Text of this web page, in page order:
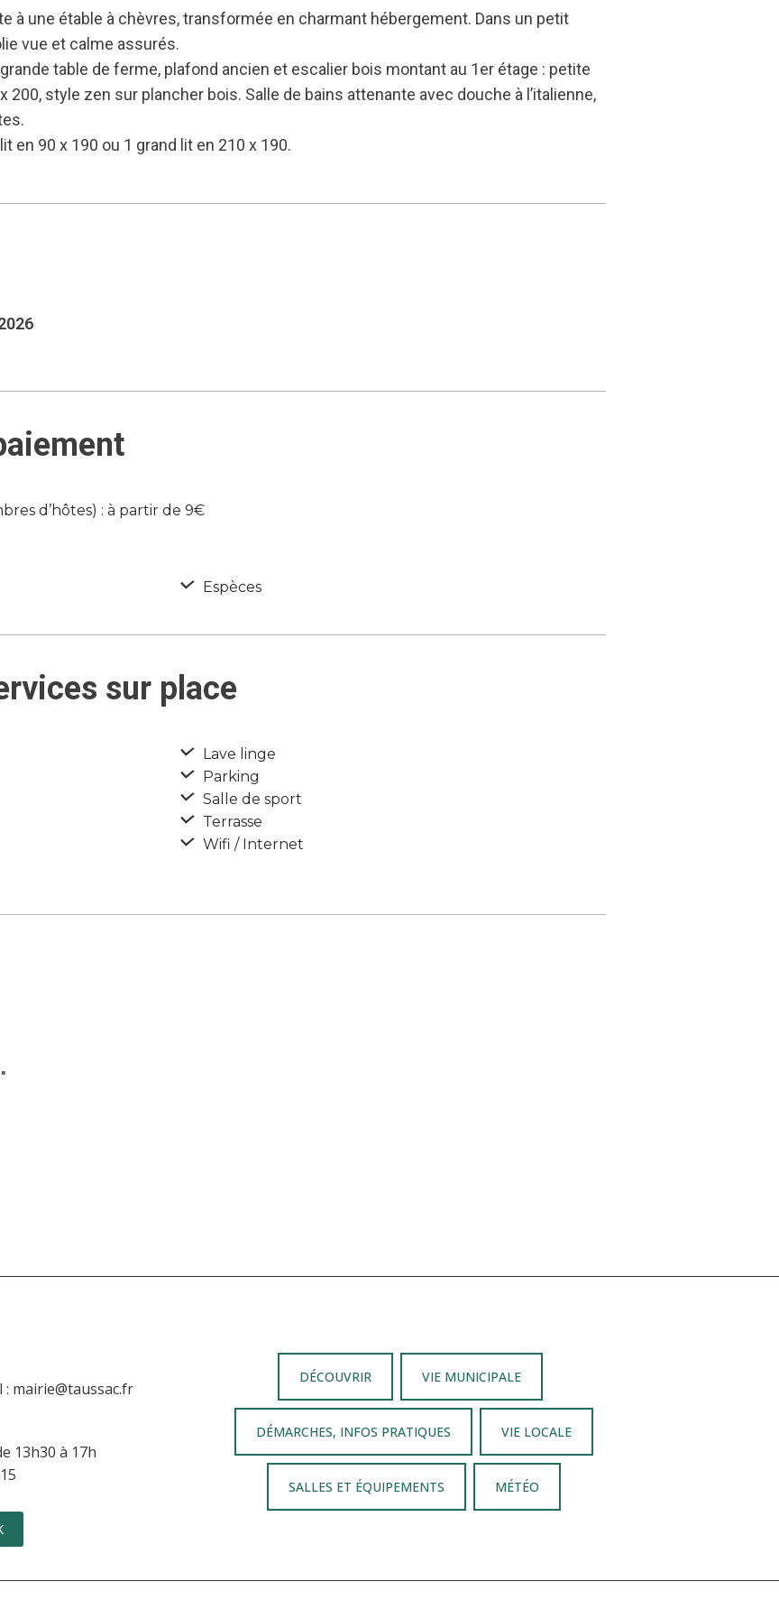
à une étable à chèvres, transformée en charmant hébergement. Dans un petit
vue et calme assurés.
table de ferme, plafond ancien et escalier bois montant au 1er étage : petite
style zen sur plancher bois. Salle de bains attenante avec douche à l’italienne,
en 90 x 190 ou 1 grand lit en 210 x 190.
d’hôtes) : à partir de 9€
Espèces
sur place
Lave linge
Parking
Salle de sport
Terrasse
Wifi / Internet
13h30 à 17h
DÉCOUVRIR VIE MUNICIPALE
DÉMARCHES, INFOS PRATIQUES VIE LOCALE
SALLES ET ÉQUIPEMENTS MÉTÉO